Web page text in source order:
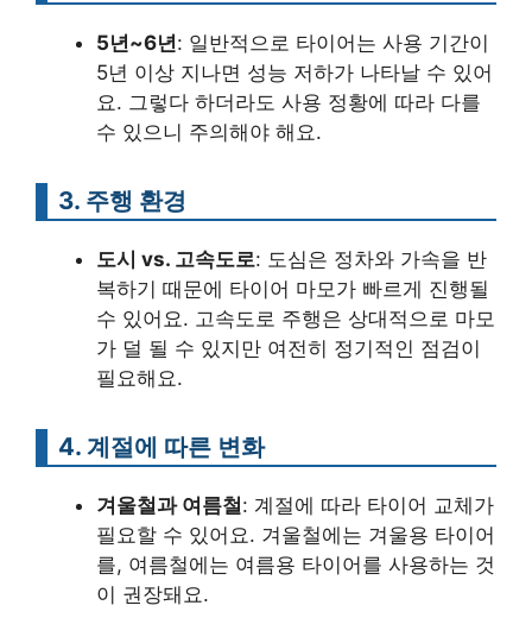
5년~6년: 일반적으로 타이어는 사용 기간이
5년 이상 지나면 성능 저하가 나타날 수 있어
요. 그렇다 하더라도 사용 정황에 따라 다를
수 있으니 주의해야 해요.
3. 주행 환경
도시 vs. 고속도로: 도심은 정차와 가속을 반
복하기 때문에 타이어 마모가 빠르게 진행될
수 있어요. 고속도로 주행은 상대적으로 마모
가 덜 될 수 있지만 여전히 정기적인 점검이
필요해요.
4. 계절에 따른 변화
겨울철과 여름철: 계절에 따라 타이어 교체가
필요할 수 있어요. 겨울철에는 겨울용 타이어
를, 여름철에는 여름용 타이어를 사용하는 것
이 권장돼요.